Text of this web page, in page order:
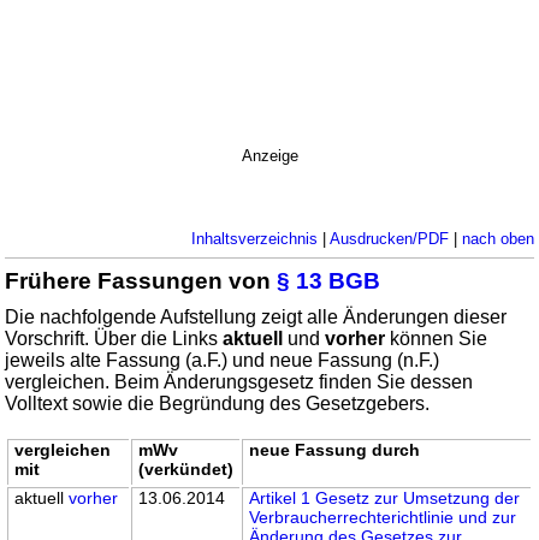
Anzeige
Inhaltsverzeichnis | Ausdrucken/PDF| nach oben
Frühere Fassungen von§ 13 BGB
Die nachfolgende Aufstellung zeigt alle Änderungen dieser
Vorschrift. Über die Linksaktuell undvorher können Sie
jeweils alte Fassung (a.F.) und neue Fassung (n.F.)
vergleichen. Beim Änderungsgesetz finden Sie dessen
Volltext sowie die Begründung des Gesetzgebers.
vergleichen
mit
mWv
(verkündet)
neue Fassung durch
aktuellvorher 13.06.2014
Artikel 1 Gesetz zur Umsetzung der
Verbraucherrechterichtlinie und zur
Änderung des Gesetzes zur